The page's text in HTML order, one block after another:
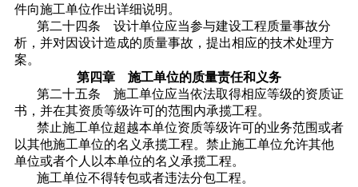
件向施工单位作出详细说明。
第二十四条 设计单位应当参与建设工程质量事故分
析，并对因设计造成的质量事故，提出相应的技术处理方
案。
第四章 施工单位的质量责任和义务
第二十五条 施工单位应当依法取得相应等级的资质证
书，并在其资质等级许可的范围内承揽工程。
禁止施工单位超越本单位资质等级许可的业务范围或者
以其他施工单位的名义承揽工程。禁止施工单位允许其他
单位或者个人以本单位的名义承揽工程。
施工单位不得转包或者违法分包工程。